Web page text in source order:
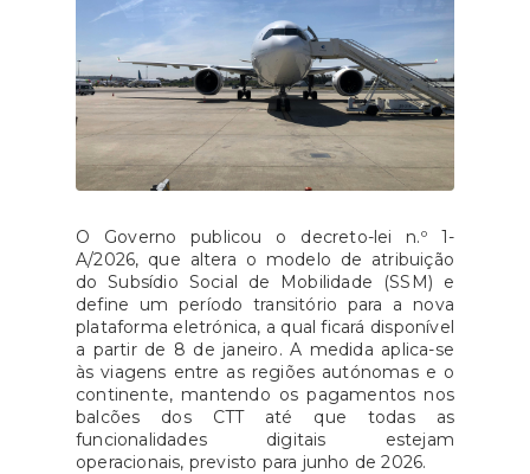
O Governo publicou o decreto-lei n.º 1-
A/2026, que altera o modelo de atribuição
do Subsídio Social de Mobilidade (SSM) e
define um período transitório para a nova
plataforma eletrónica, a qual ficará disponível
a partir de 8 de janeiro. A medida aplica-se
às viagens entre as regiões autónomas e o
continente, mantendo os pagamentos nos
balcões dos CTT até que todas as
funcionalidades digitais estejam
operacionais, previsto para junho de 2026.